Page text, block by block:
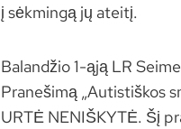
į sėkmingą jų ateitį.
Balandžio 1-ąją LR
Pranešimą „Autistiškos
URTĖ NENIŠKYTĖ. Šį